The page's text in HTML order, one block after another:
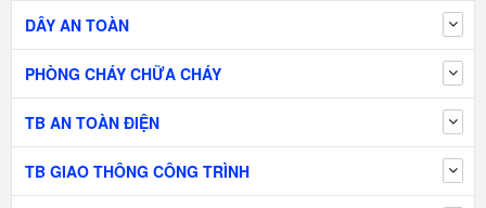
DÂY AN TOÀN
PHÒNG CHÁY CHỮA CHÁY
TB AN TOÀN ĐIỆN
TB GIAO THÔNG CÔNG TRÌNH